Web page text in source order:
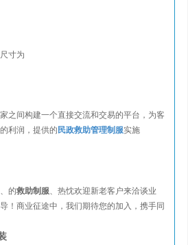
寸为
之间构建一个直接交流和交易的平台，为客
利润，提供的 民政救助管理制服实施
的救助制服、热忱欢迎新老客户来洽谈业
！商业征途中，我们期待您的加入，携手同